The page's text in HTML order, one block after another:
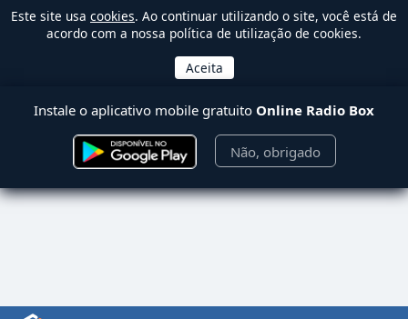
Este site usa cookies. Ao continuar utilizando o site, você está de
acordo com a nossa política de utilização de cookies.
Instale o aplicativo mobile gratuito Online Radio Box
Não, obrigado